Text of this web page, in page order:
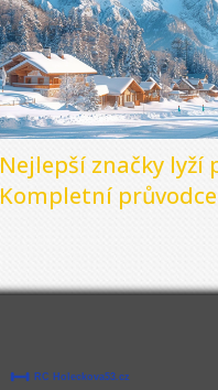
Nejlepší značky lyží
Kompletní průvodce